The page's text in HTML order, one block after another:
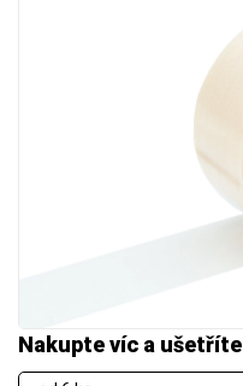
Nakupte víc a ušetříte